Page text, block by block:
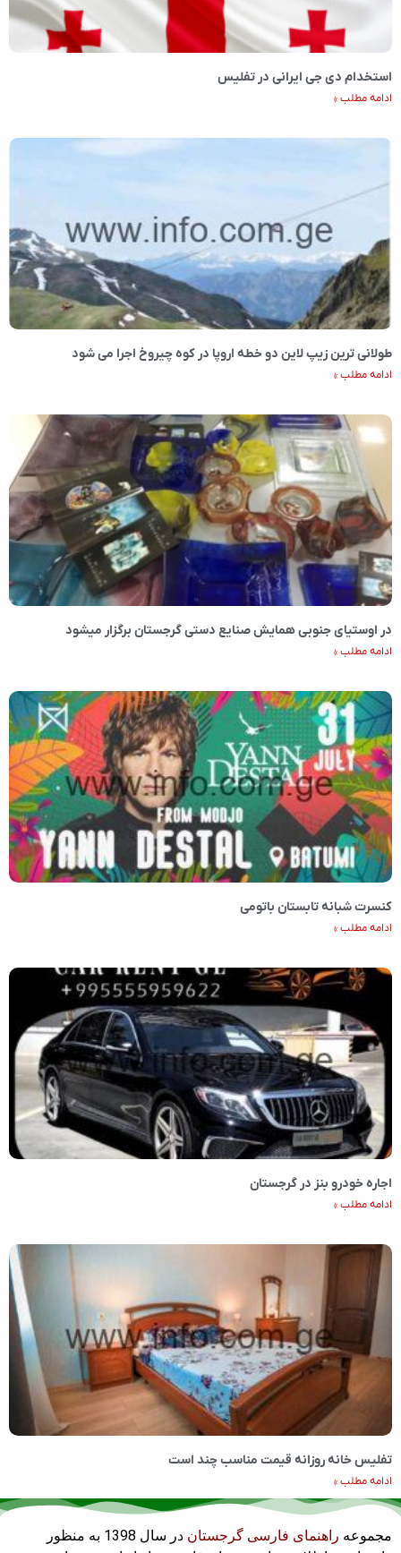
استخدام دی جی ایرانی در تفلیس
ادامه مطلب »
طولانی ترین زیپ لاین دو خطه اروپا در کوه چیروخ اجرا می شود
ادامه مطلب »
در اوستیای جنوبی همایش صنایع دستی گرجستان برگزار میشود
ادامه مطلب »
کنسرت شبانه تابستان باتومی
ادامه مطلب »
اجاره خودرو بنز در گرجستان
ادامه مطلب »
تفلیس خانه روزانه قیمت مناسب چند است
ادامه مطلب »
مجموعه راهنمای فارسی گرجستان
در سال 1398 به منظور